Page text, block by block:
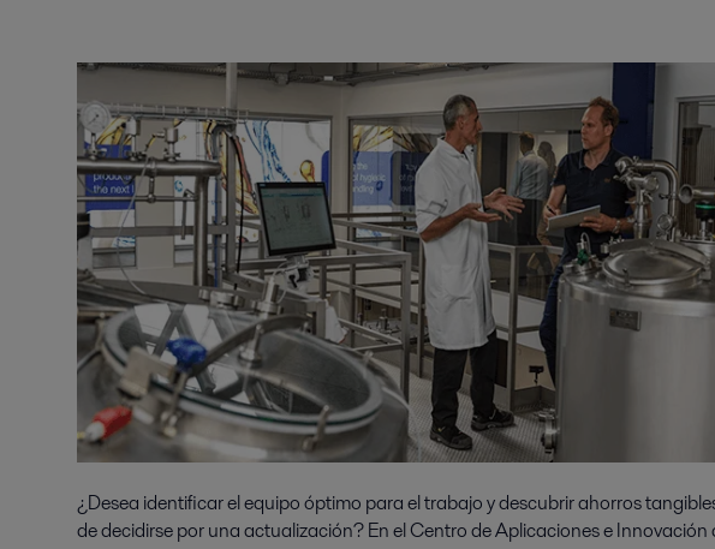
¿Desea identificar el equipo óptimo para el trabajo y descubrir ahorros
de decidirse por una actualización? En el Centro de Aplicaciones e Innovación